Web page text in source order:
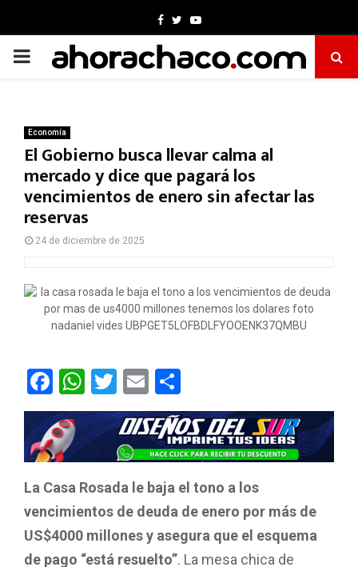
Facebook
TwitterYoutube
PRIMARY
Economía
El Gobierno busca llevar calma al
mercado y dice que pagará los
vencimientos de enero sin afectar las
reservas
24 de diciembre de 2025
F
a
ce
b
o
o
k
W
h
at
s
A
p
p
T
wi
tt
er
E
m
ail
o
m
p
ar
tir
La Casa Rosada le baja el tono a los
vencimientos de deuda de enero por más de
US$4000 millones y asegura que el esquema
de pago “está resuelto”. La mesa chica de